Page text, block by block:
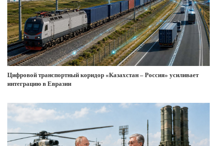
Цифровой транспортный коридор «Казахстан – Россия» усиливает
интеграцию в Евразии